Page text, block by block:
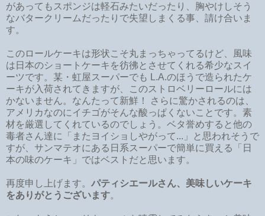
があってもスポンジは軽石みたいだったり、胸やけしそう
なバタークリームだったりで失望しまくる事、請け合いま
す。
このロールケーキは形状こそ丸まっちゃってるけど、風味
は日本のショートケーキを彷彿とさせてくれる希少なスイ
ーツです。某・虹屋スーパーでも L.A.のほうで造られたケ
ーキが入荷されてきますが、このストロベリーロールには
かないません。なんたって新鮮！ さらに驚かされるのは、
アメリカなのにイチゴがそんな酸っぱくないことです。素
材を厳選してくれているのでしょう。ベタ誉めすると他の
毒者さん達に「またヨイショしやがって...」と思われそうで
すが、サンマテオにある日系スーパーで簡単に買える「日
本の味のケーキ」ではベストだと思います。
再度申し上げます。 パティシエールさん、美味しいケーキ
をありがとうございます。